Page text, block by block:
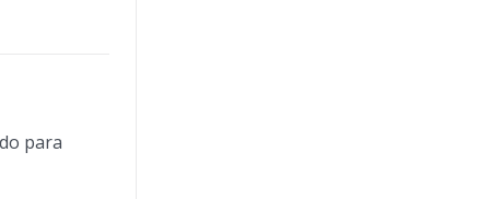
para